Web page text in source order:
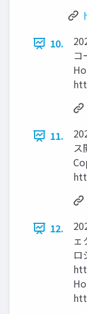
10.
コ
11.
ス
12.
ェ
ロ